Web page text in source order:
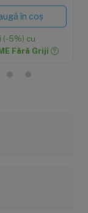
în coș
(-5%) cu
Fără Griji